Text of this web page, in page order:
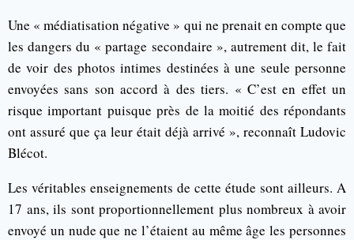
Une « médiatisation négative » qui ne prenait en compte que
les dangers du « partage secondaire », autrement dit, le fait
de voir des photos intimes destinées à une seule personne
envoyées sans son accord à des tiers. « C’est en effet un
risque important puisque près de la moitié des répondants
ont assuré que ça leur était déjà arrivé », reconnaît Ludovic
Blécot.
Les véritables enseignements de cette étude sont ailleurs. A
17 ans, ils sont proportionnellement plus nombreux à avoir
envoyé un nude que ne l’étaient au même âge les personnes